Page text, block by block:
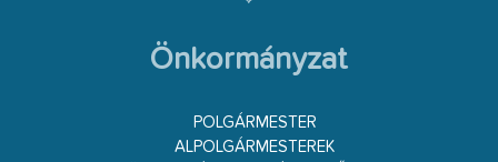
Önkormányzat
POLGÁRMESTER
ALPOLGÁRMESTEREK